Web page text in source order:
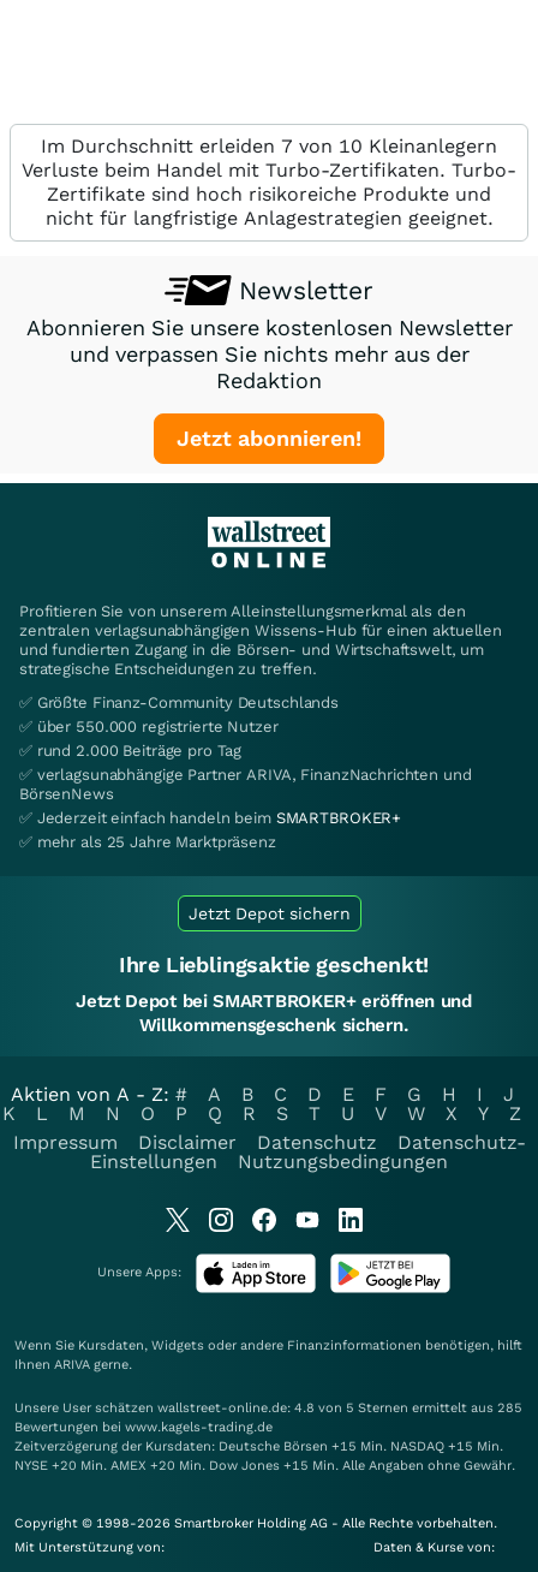
Im Durchschnitt erleiden 7 von 10 Kleinanlegern
Verluste beim Handel mit Turbo-Zertifikaten. Turbo-
Zertifikate sind hoch risikoreiche Produkte und
nicht für langfristige Anlagestrategien geeignet.
Newsletter
Abonnieren Sie unsere kostenlosen Newsletter
und verpassen Sie nichts mehr aus der
Redaktion
Jetzt abonnieren!
Profitieren Sie von unserem Alleinstellungsmerkmal als den
zentralen verlagsunabhängigen Wissens-Hub für einen aktuellen
und fundierten Zugang in die Börsen- und Wirtschaftswelt, um
strategische Entscheidungen zu treffen.
✅ Größte Finanz-Community Deutschlands
✅ über 550.000 registrierte Nutzer
✅ rund 2.000 Beiträge pro Tag
✅ verlagsunabhängige Partner ARIVA, FinanzNachrichten und
BörsenNews
✅ Jederzeit einfach handeln beim SMARTBROKER+
✅ mehr als 25 Jahre Marktpräsenz
Jetzt Depot sichern
Ihre Lieblingsaktie geschenkt!
Jetzt Depot bei SMARTBROKER+ eröffnen und
Willkommensgeschenk sichern.
Aktien von A - Z: # A B C D E F G H I
J
K
L M N O P Q R S T U V W X Y
Z
Impressum
Disclaimer Datenschutz
Datenschutz-
Einstellungen
Nutzungsbedingungen
Unsere Apps:
Wenn Sie Kursdaten, Widgets oder andere Finanzinformationen benötigen, hilft
Ihnen ARIVA gerne.
Unsere User schätzen wallstreet-online.de: 4.8 von 5 Sternen ermittelt aus 285
Bewertungen bei www.kagels-trading.de
Zeitverzögerung der Kursdaten: Deutsche Börsen +15 Min. NASDAQ +15 Min.
NYSE +20 Min. AMEX +20 Min. Dow Jones +15 Min. Alle Angaben ohne Gewähr.
Copyright © 1998-2026 Smartbroker Holding AG - Alle Rechte vorbehalten.
Mit Unterstützung von:
Daten & Kurse von: